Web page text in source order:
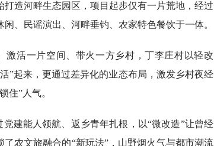
造河畔生态园区，项目起步仅有一片荒地，经过
、民谣演出、河畔垂钓、农家特色餐饮于一体。
激活一片空间、带火一方乡村，丁李庄村以轻改
”起来，更通过差异化的业态布局，激发乡村夜经
住”人气。
建能人领航、返乡青年扎根，以“微改造”让曾经
农文旅融合的“新玩法”，山野烟火气与都市潮流